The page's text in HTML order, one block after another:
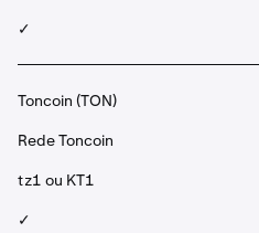
✓
Toncoin (TON)
Rede Toncoin
tz1 ou KT1
✓